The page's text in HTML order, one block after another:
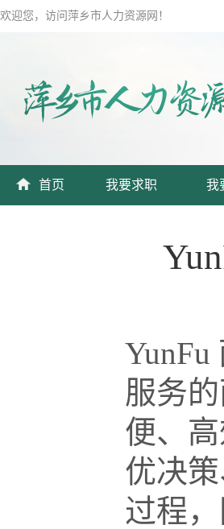
欢迎您，访问萍乡市人力资源网！
首页 我要求职 我
服务
便、
优决
过程